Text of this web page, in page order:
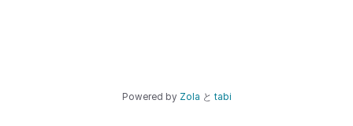
Powered by Zola と tabi